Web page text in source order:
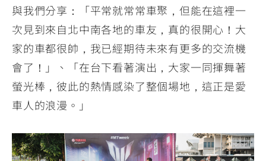
與我們分享：「平常就常常車聚，但能在這裡一
次見到來自北中南各地的車友，真的很開心！大
家的車都很帥，我已經期待未來有更多的交流機
會了！」、「在台下看著演出，大家一同揮舞著
螢光棒，彼此的熱情感染了整個場地，這正是愛
車人的浪漫。」